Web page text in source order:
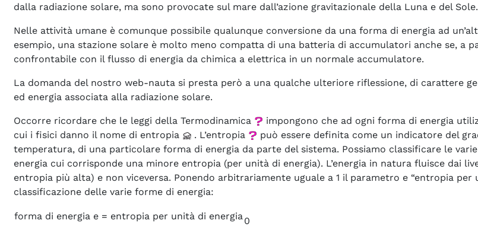
dalla radiazione solare, ma sono provocate sul mare dall’azione gravitazionale della Luna e del Sole.
Nelle attività umane è comunque possibile qualunque conversione da una forma di energia ad
esempio, una stazione solare è molto meno compatta di una batteria di accumulatori anche se, a
confrontabile con il flusso di energia da chimica a elettrica in un normale accumulatore.
La domanda del nostro web-nauta si presta però a una qualche ulteriore riflessione, di carattere
ed energia associata alla radiazione solare.
Occorre ricordare che le leggi della Termodinamica
impongono che ad ogni forma di energia
cui i fisici danno il nome di entropia
. L’entropia
può essere definita come un indicatore del
temperatura, di una particolare forma di energia da parte del sistema. Possiamo classificare le
energia cui corrisponde una minore entropia (per unità di energia). L’energia in natura fluisce dai
entropia più alta) e non viceversa. Ponendo arbitrariamente uguale a 1 il parametro e “entropia
classificazione delle varie forme di energia:
forma di energia e = entropia per unità di energia0